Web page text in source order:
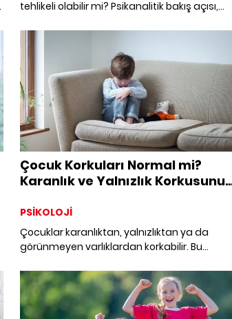
tehlikeli olabilir mi? Psikanalitik bakış açısı,
olduğunu ortaya koyuyor. Çocuklar, kırılan
ama onarılabilen ilişkilerde büyür. Uzmanlar,
"yeterince iyi" olmanın zarafetini ve
çocuğun dayanıklılığını inşa eden o küçük
kusurların gücünü açıklıyor.
Çocuk Korkuları Normal mi?
Karanlık ve Yalnızlık Korkusunu
PSİKOLOJİ
Çocuklar karanlıktan, yalnızlıktan ya da
görünmeyen varlıklardan korkabilir. Bu
zihnin ve duygusal kapasitenin işaretidir.